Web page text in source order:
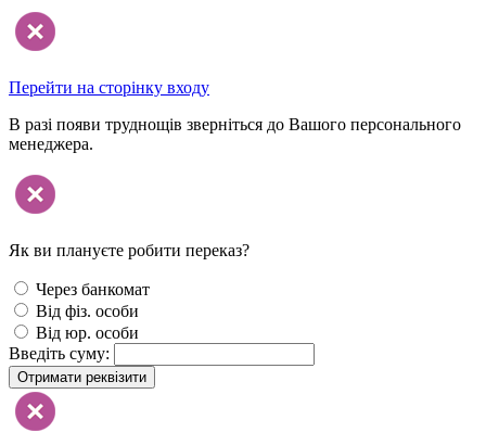
Перейти на сторінку входу
В разі появи труднощів зверніться до Вашого персонального
менеджера.
Як ви плануєте робити переказ?
Через банкомат
Від фіз. особи
Від юр. особи
Введіть суму:
Отримати реквізити